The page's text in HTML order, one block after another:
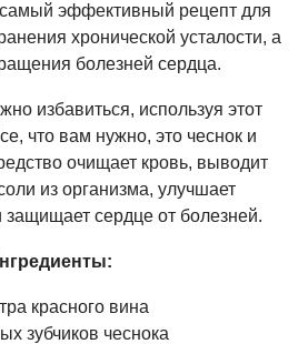
эффективный рецепт для
хронической усталости, а
болезней сердца.
избавиться, используя этот
что вам нужно, это чеснок и
очищает кровь, выводит
из организма, улучшает
защищает сердце от болезней.
красного вина
зубчиков чеснока